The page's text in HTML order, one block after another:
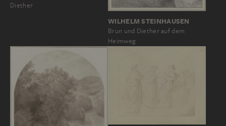
Diether
WILHELM STEINHAUSEN
Brun und Diether auf dem
Heimweg